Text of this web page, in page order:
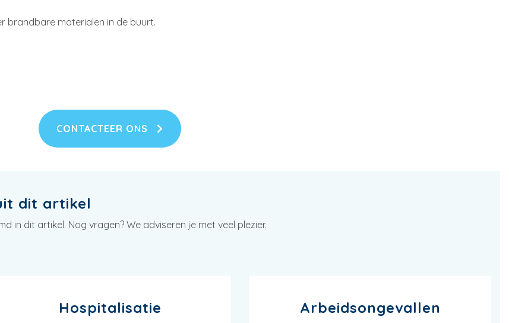
brandbare materialen in de buurt.
CONTACTEER ONS
dit artikel
in dit artikel. Nog vragen? We adviseren je met veel plezier.
Hospitalisatie Arbeidsongevallen